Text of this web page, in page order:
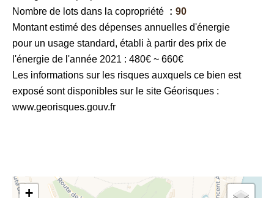
Nombre de lots dans la copropriété
90
Montant estimé des dépenses annuelles d'énergie
pour un usage standard, établi à partir des prix de
l'énergie de l'année 2021 : 480€ ~ 660€
Les informations sur les risques auxquels ce bien est
exposé sont disponibles sur le site Géorisques :
www.georisques.gouv.fr
+